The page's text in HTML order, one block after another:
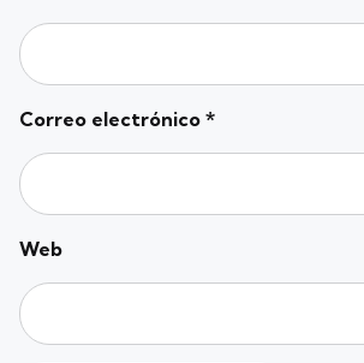
Correo electrónico *
Web